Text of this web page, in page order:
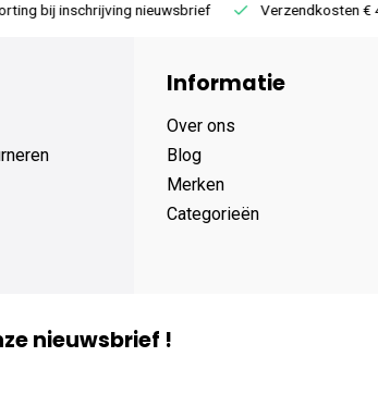
bij inschrijving nieuwsbrief Verzendkosten € 4,95
Informatie
Over ons
Blog
Merken
Categorieën
nieuwsbrief !